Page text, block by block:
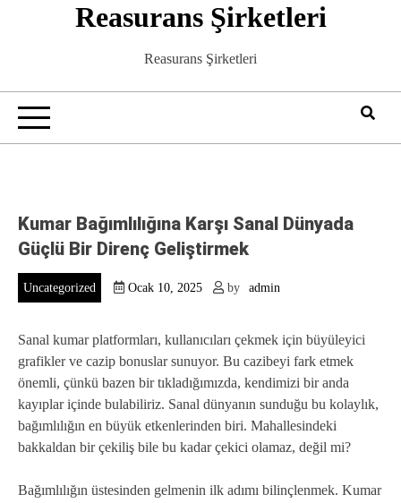
Reasurans Şirketleri
Reasurans Şirketleri
Kumar Bağımlılığına Karşı Sanal Dünyada
Güçlü Bir Direnç Geliştirmek
Uncategorized Ocak 10, 2025 by admin
Sanal kumar platformları, kullanıcıları çekmek için büyüleyici
grafikler ve cazip bonuslar sunuyor. Bu cazibeyi fark etmek
önemli, çünkü bazen bir tıkladığımızda, kendimizi bir anda
kayıplar içinde bulabiliriz. Sanal dünyanın sunduğu bu kolaylık,
bağımlılığın en büyük etkenlerinden biri. Mahallesindeki
bakkaldan bir çekiliş bile bu kadar çekici olamaz, değil mi?
Bağımlılığın üstesinden gelmenin ilk adımı bilinçlenmek. Kumar